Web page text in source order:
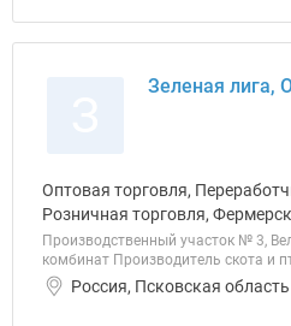
Зеленая лига,
Оптовая торговля,
Розничная торговля,
Производственный участок № 3,
комбинат Производитель скота и
Россия, Псковская